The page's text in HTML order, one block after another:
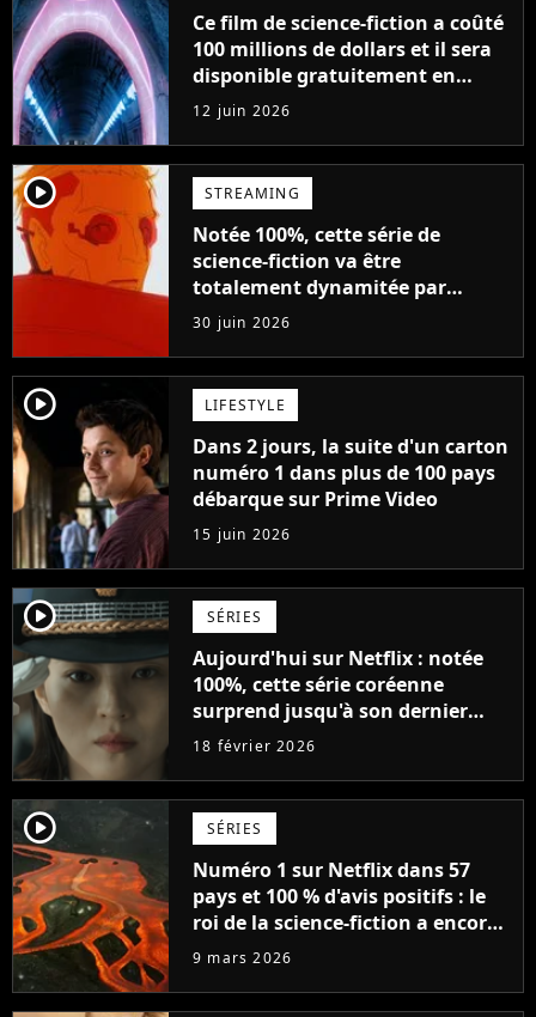
Ce film de science-fiction a coûté
100 millions de dollars et il sera
disponible gratuitement en
streaming dans 2 semaines
12 juin 2026
player2 STREAMING
Notée 100%, cette série de
science-fiction va être
totalement dynamitée par
Netflix : dites adieu à ces
personnages
30 juin 2026
player2 LIFESTYLE
Dans 2 jours, la suite d'un carton
numéro 1 dans plus de 100 pays
débarque sur Prime Video
15 juin 2026
player2 SÉRIES
Aujourd'hui sur Netflix : notée
100%, cette série coréenne
surprend jusqu'à son dernier
épisode
18 février 2026
player2 SÉRIES
Numéro 1 sur Netflix dans 57
pays et 100 % d'avis positifs : le
roi de la science-fiction a encore
frappé
9 mars 2026